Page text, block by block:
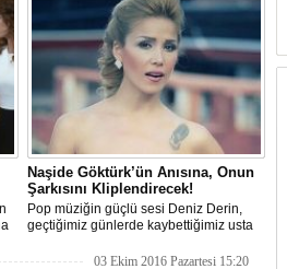
Naşide Göktürk’ün Anısına, Onun
Şarkısını Kliplendirecek!
Pop müziğin güçlü sesi Deniz Derin,
geçtiğimiz günlerde kaybettiğimiz usta
Rehin’ adlı şarkısını yeni albümünün
03 Ekim 2016 Pazartesi 15:20